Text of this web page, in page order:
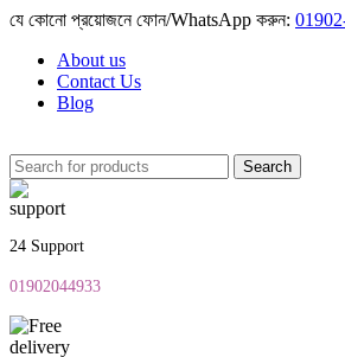
যে কোনো প্রয়োজনে ফোন/WhatsApp করুন:
About us
Contact Us
Blog
Search
24 Support
01902044933